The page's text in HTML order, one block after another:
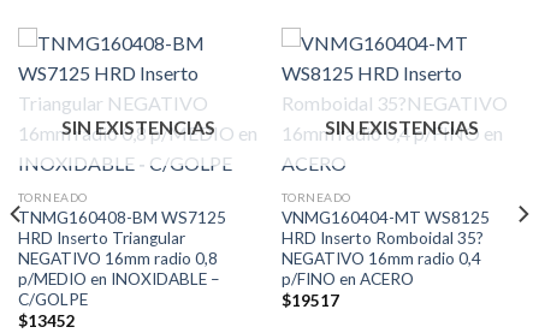
SIN EXISTENCIAS
TORNEADO
TNMG160408-BM WS7125
HRD Inserto Triangular
NEGATIVO 16mm radio 0,8
p/MEDIO en INOXIDABLE –
C/GOLPE
$13452
SIN EXISTENCIAS
TORNEADO
VNMG160404-MT WS8125
HRD Inserto Romboidal 35?
NEGATIVO 16mm radio 0,4
p/FINO en ACERO
$19517